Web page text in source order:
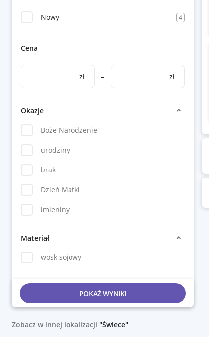
Nowy 4
Cena
zł – zł
Okazje
Boże Narodzenie
urodziny
brak
Dzień Matki
imieniny
Materiał
wosk sojowy
POKAŻ WYNIKI
Zobacz w innej lokalizacji "Świece"